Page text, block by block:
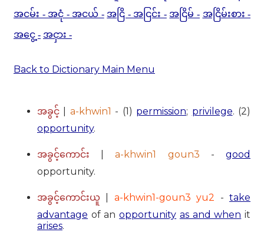
အငမ်း - အငုံ - အငယ် - အငြိ - အငြင်း - အငြိမ် - အငြိမ်းစား -
အငွေ့ - အငှား -
Back to Dictionary Main Menu
အခွင့် a-khwin1 - (1) permission; privilege. (2)
opportunity.
အခွင့်ကောင်း |a-khwin1 goun3 -good
opportunity.
အခွင့်ကောင်းယူ a-khwin1-goun3 yu2 -take
advantage of anopportunity as and when it
arises.